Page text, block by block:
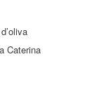
Caterina